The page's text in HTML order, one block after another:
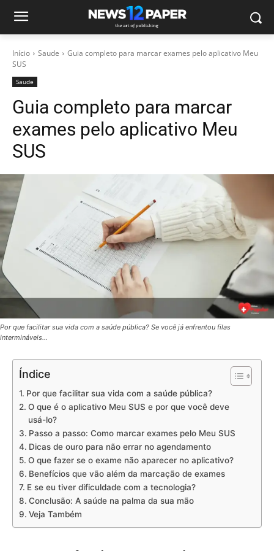
Início Saude
Guia completo para marcar exames pelo aplicativo Meu
SUS
Saude
Guia completo para marcar
exames pelo aplicativo Meu
SUS
Por que facilitar sua vida com a saúde pública? Se você já enfrentou filas
intermináveis…
Índice
Por que facilitar sua vida com a saúde pública?
O que é o aplicativo Meu SUS e por que você deve
usá-lo?
Passo a passo: Como marcar exames pelo Meu SUS
Dicas de ouro para não errar no agendamento
O que fazer se o exame não aparecer no aplicativo?
Benefícios que vão além da marcação de exames
E se eu tiver dificuldade com a tecnologia?
Conclusão: A saúde na palma da sua mão
Veja Também